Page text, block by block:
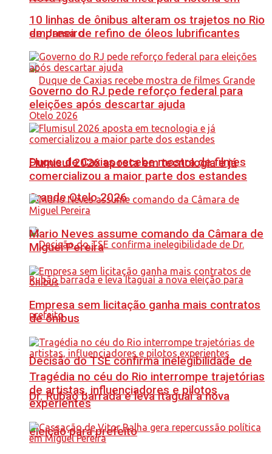
empresa de refino de óleos lubrificantes
Duque de Caxias recebe mostra de filmes
Grande Otelo 2026
Decisão do TSE confirma inelegibilidade de
Dr. Rubão barrada e leva Itaguaí a nova
eleição para prefeito
10 linhas de ônibus alteram os trajetos no Rio
de Janeiro
Governo do RJ pede reforço federal para
eleições após descartar ajuda
Flumisul 2026 aposta em tecnologia e já
comercializou a maior parte dos estandes
Mario Neves assume comando da Câmara de
Miguel Pereira
Empresa sem licitação ganha mais contratos
de ônibus
Tragédia no céu do Rio interrompe trajetórias
de artistas, influenciadores e pilotos
experientes